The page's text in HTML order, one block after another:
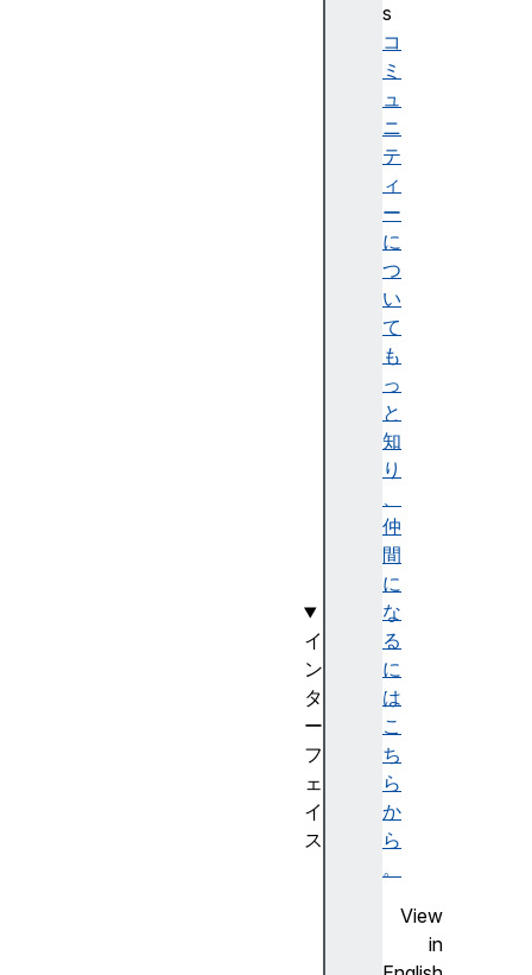
s
コ
ミ
ュ
ニ
テ
ィ
ー
に
つ
い
て
も
っ
と
知
り
、
仲
間
に
な
る
に
は
こ
ち
ら
か
ら
。
View
in
イ
ン
タ
ー
フ
ェ
イ
ス